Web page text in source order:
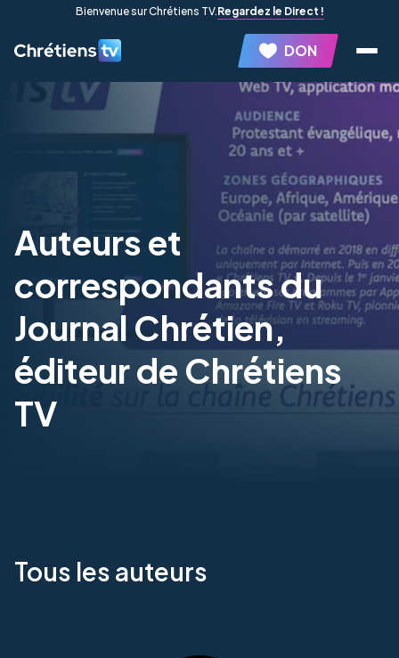
Bienvenue sur Chrétiens TV.Regardez le Direct !
DON
Auteurs et
correspondants du
Journal Chrétien,
éditeur de Chrétiens
TV
Tous les auteurs